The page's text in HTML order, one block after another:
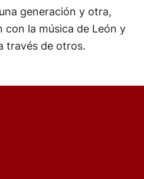
entre conocidos
generación y otra,
la música de León y